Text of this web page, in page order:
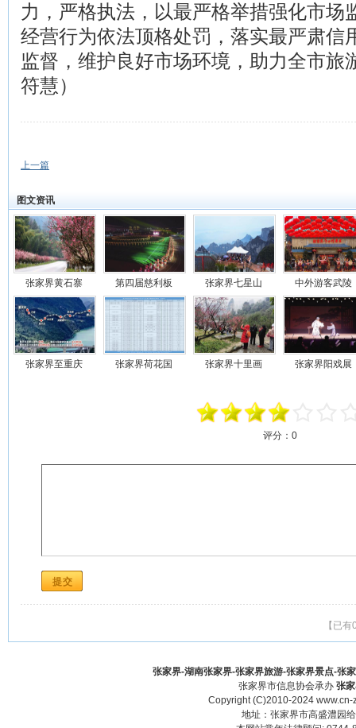
力，严格执法，以最严格举措强化市场
经营行为依法顶格处罚，落实最严肃信
监督，维护良好市场环境，助力全市旅
符慧）
上一篇
图文资讯
张家界黄石寨 第四届慈利板 张家界七星山 中外游客武陵
张家界至重庆 张家界荷花国 张家界十里画 张家界阳戏展
评分： 0
【已
张家界-湖南张家界-张家界旅游-张家界景点-张
张家界市信息协会承办 张
Copyright (C)2010-2024
地址：张家界市高盛澧园